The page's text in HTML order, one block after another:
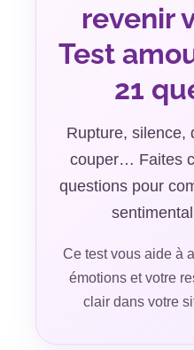
revenir
Test
21
Rupture, silence,
couper… Faites
questions pour
Ce test vous aide à
émotions et votre
clair dans votre